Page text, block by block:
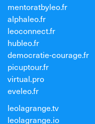
mentoratbyleo.fr
alphaleo.fr
leoconnect.fr
hubleo.fr
democratie-courage.fr
picuptour.fr
virtual.pro
eveleo.fr
leolagrange.tv
leolagrange.io